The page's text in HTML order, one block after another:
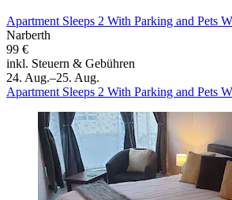
Apartment Sleeps 2 With Parking and Pets
Narberth
99 €
inkl. Steuern & Gebühren
24. Aug.–25. Aug.
Apartment Sleeps 2 With Parking and Pets